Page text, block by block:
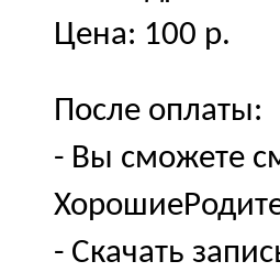
Цена: 100 р.
После оплаты:
- Вы сможете
- Скачать